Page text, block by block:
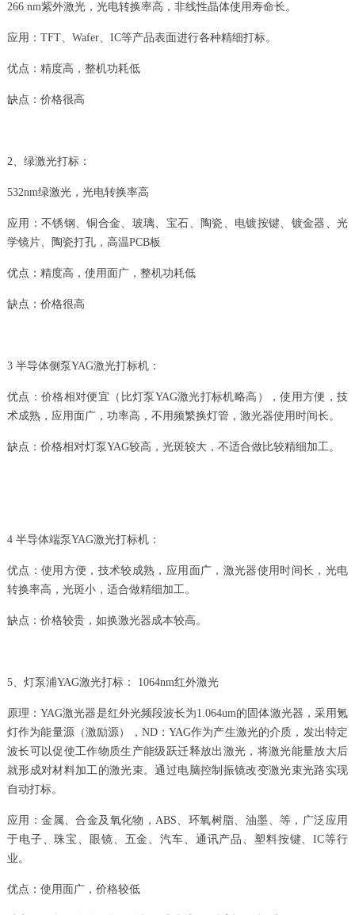
266 nm紫外激光，光电转换率高，非线性晶体使用寿命长。
应用：TFT、Wafer、IC等产品表面进行各种精细打标。
优点：精度高，整机功耗低
缺点：价格很高
2、绿激光打标：
532nm绿激光，光电转换率高
应用：不锈钢、铜合金、玻璃、宝石、陶瓷、电镀按键、镀金器、光
学镜片、陶瓷打孔，高温PCB板
优点：精度高，使用面广，整机功耗低
缺点：价格很高
3 半导体侧泵YAG激光打标机：
优点：价格相对便宜（比灯泵YAG激光打标机略高），使用方便，技
术成熟，应用面广，功率高，不用频繁换灯管，激光器使用时间长。
缺点：价格相对灯泵YAG较高，光斑较大，不适合做比较精细加工。
4 半导体端泵YAG激光打标机：
优点：使用方便，技术较成熟，应用面广，激光器使用时间长，光电
转换率高，光斑小，适合做精细加工。
缺点：价格较贵，如换激光器成本较高。
5、灯泵浦YAG激光打标： 1064nm红外激光
原理：YAG激光器是红外光频段波长为1.064um的固体激光器，采用氪
灯作为能量源（激励源），ND：YAG作为产生激光的介质，发出特定
波长可以促使工作物质生产能级跃迁释放出激光，将激光能量放大后
就形成对材料加工的激光束。通过电脑控制振镜改变激光束光路实现
自动打标。
应用：金属、合金及氧化物，ABS、环氧树脂、油墨、等，广泛应用
于电子、珠宝、眼镜、五金、汽车、通讯产品、塑料按键、IC等行
业。
优点：使用面广，价格较低